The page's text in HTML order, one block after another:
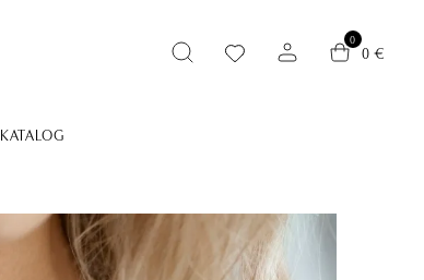
0
0 €
KATALOG